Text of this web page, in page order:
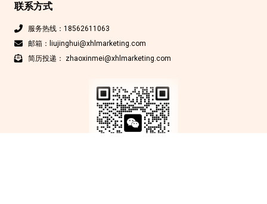
联系方式
服务热线：18562611063
邮箱：liujinghui@xhlmarketing.com
简历投递： zhaoxinmei@xhlmarketing.com